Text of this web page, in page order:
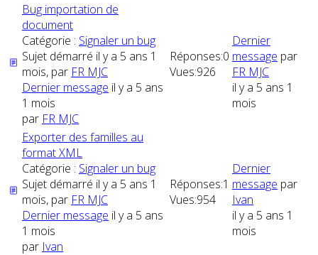
Bug importation de
document
Catégorie : Signaler un bug
Sujet démarré il y a 5 ans 1
mois, par FR MJC
Dernier message il y a 5 ans
1 mois
par FR MJC
Réponses:0
Vues:926
Dernier
message par
FR MJC
il y a 5 ans 1
mois
Exporter des familles au
format XML
Catégorie : Signaler un bug
Sujet démarré il y a 5 ans 1
mois, par FR MJC
Dernier message il y a 5 ans
1 mois
par Ivan
Réponses:1
Vues:954
Dernier
message par
Ivan
il y a 5 ans 1
mois